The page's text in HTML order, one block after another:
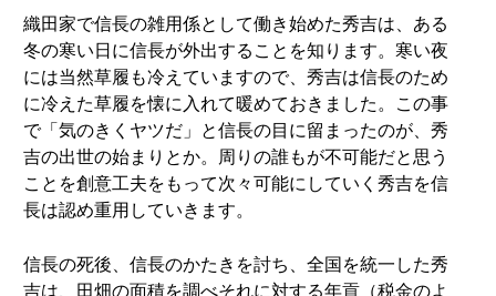
織田家で信長の雑用係として働き始めた秀吉は、ある
冬の寒い日に信長が外出することを知ります。寒い夜
には当然草履も冷えていますので、秀吉は信長のため
に冷えた草履を懐に入れて暖めておきました。この事
で「気のきくヤツだ」と信長の目に留まったのが、秀
吉の出世の始まりとか。周りの誰もが不可能だと思う
ことを創意工夫をもって次々可能にしていく秀吉を信
長は認め重用していきます。
信長の死後、信長のかたきを討ち、全国を統一した秀
吉は、田畑の面積を調べそれに対する年貢（税金のよ